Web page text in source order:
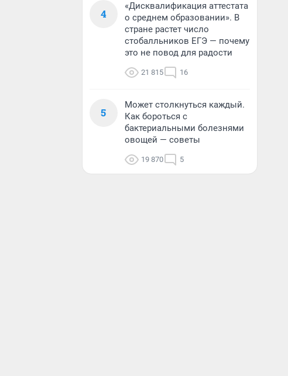
4
«Дисквалификация аттестата
о среднем образовании». В
стране растет число
стобалльников ЕГЭ — почему
это не повод для радости
21 815 16
5
Может столкнуться каждый.
Как бороться с
бактериальными болезнями
овощей — советы
19 870 5